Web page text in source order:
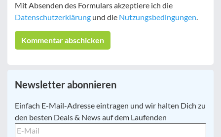
Mit Absenden des Formulars akzeptiere ich die
Datenschutzerklärung und die Nutzungsbedingungen.
Newsletter abonnieren
E-
Mail *
Einfach E-Mail-Adresse eintragen und wir halten Dich zu
den besten Deals & News auf dem Laufenden